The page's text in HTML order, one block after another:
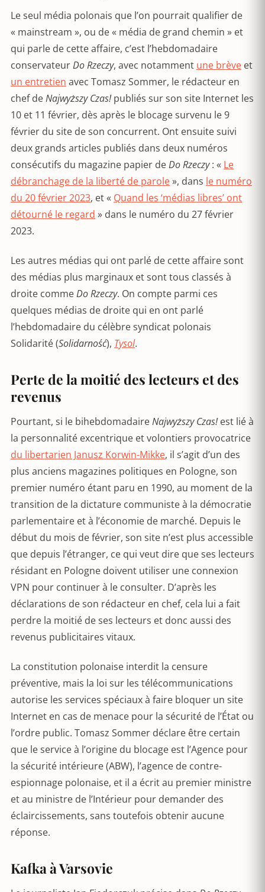
Le seul média polonais que l’on pourrait qualifier de
« mainstream », ou de « média de grand chemin » et
qui parle de cette affaire, c’est l’hebdomadaire
conservateurDo Rzeczy, avec notamment une brève et
un entretien avec Tomasz Sommer, le rédacteur en
chef deNajwyższy Czas!publiés sur son site Internet les
10 et 11 février, dès après le blocage survenu le 9
février du site de son concurrent. Ont ensuite suivi
deux grands articles publiés dans deux numéros
consécutifs du magazine papier deDo Rzeczy: « Le
débranchage de la liberté de parole», dans le numéro
du 20 février 2023, et « Quand les ‘médias libres’ ont
détourné le regard » dans le numéro du 27 février
2023.
Les autres médias qui ont parlé de cette affaire sont
des médias plus marginaux et sont tous classés à
droite commeDo Rzeczy. On compte parmi ces
quelques médias de droite qui en ont parlé
l’hebdomadaire du célèbre syndicat polonais
Solidarité (Solidarność), Tysol.
Perte de la moitié des lecteurs et des
revenus
Pourtant, si le bihebdomadaireNajwyższy Czas!est lié à
la personnalité excentrique et volontiers provocatrice
du libertarien Janusz Korwin-Mikke, il s’agit d’un des
plus anciens magazines politiques en Pologne, son
premier numéro étant paru en 1990, au moment de la
transition de la dictature communiste à la démocratie
parlementaire et à l’économie de marché. Depuis le
début du mois de février, son site n’est plus accessible
que depuis l’étranger, ce qui veut dire que ses lecteurs
résidant en Pologne doivent utiliser une connexion
VPN pour continuer à le consulter. D’après les
déclarations de son rédacteur en chef, cela lui a fait
perdre la moitié de ses lecteurs et donc aussi des
revenus publicitaires vitaux.
La constitution polonaise interdit la censure
préventive, mais la loi sur les télécommunications
autorise les services spéciaux à faire bloquer un site
Internet en cas de menace pour la sécurité de l’État ou
l’ordre public. Tomasz Sommer déclare être certain
que le service à l’origine du blocage est l’Agence pour
la sécurité intérieure (ABW), l’agence de contre-
espionnage polonaise, et il a écrit au premier ministre
et au ministre de l’Intérieur pour demander des
éclaircissements, sans toutefois obtenir aucune
réponse.
Kafka à Varsovie